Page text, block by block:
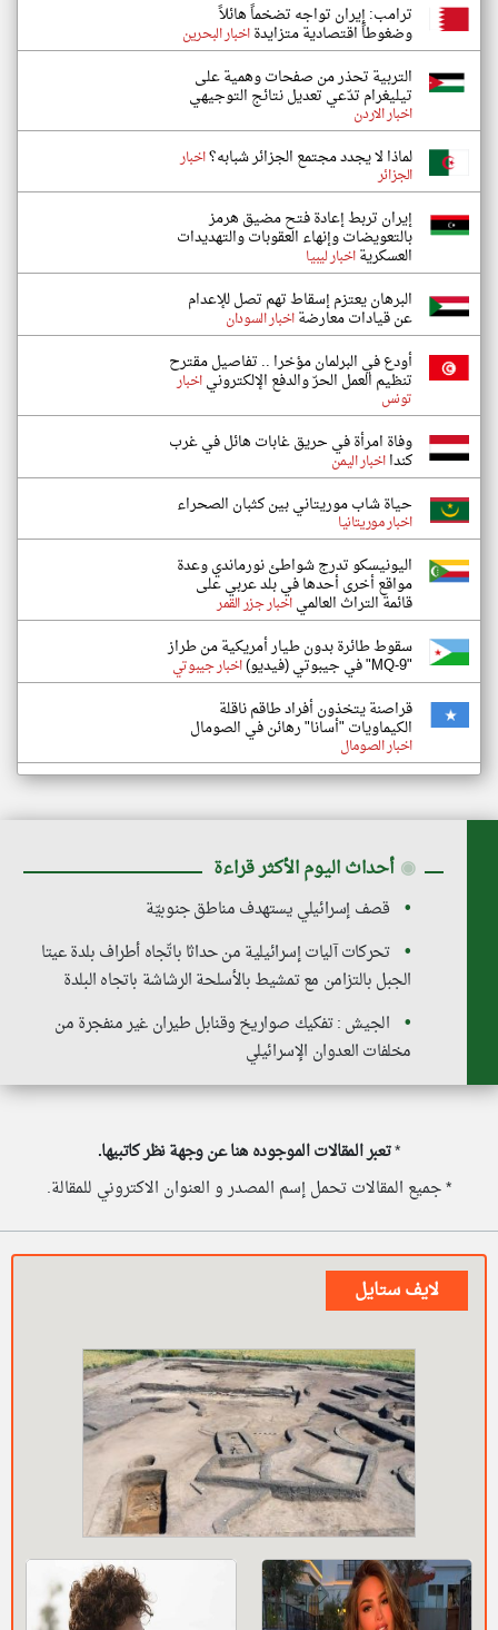
ترامب: إيران تواجه تضخماً هائلاً
وضغوطاً اقتصادية متزايدةاخبار البحرين
التربية تحذر من صفحات وهمية على
تيليغرام تدّعي تعديل نتائج التوجيهي
اخبار الاردن
لماذا لا يجدد مجتمع الجزائر شبابه؟اخبار
الجزائر
إيران تربط إعادة فتح مضيق هرمز
بالتعويضات وإنهاء العقوبات والتهديدات
العسكريةاخبار ليبيا
البرهان يعتزم إسقاط تهم تصل للإعدام
عن قيادات معارضةاخبار السودان
أودع في البرلمان مؤخرا .. تفاصيل مقترح
تنظيم العمل الحرّ والدفع الإلكترونياخبار
تونس
وفاة امرأة في حريق غابات هائل في غرب
كندااخبار اليمن
حياة شاب موريتاني بين كثبان الصحراء
اخبار موريتانيا
اليونيسكو تدرج شواطئ نورماندي وعدة
مواقع أخرى أحدها في بلد عربي على
قائمة التراث العالمياخبار جزر القمر
سقوط طائرة بدون طيار أمريكية من طراز
"MQ-9" في جيبوتي (فيديو) اخبار جيبوتي
قراصنة يتخذون أفراد طاقم ناقلة
الكيماويات "أسانا" رهائن في الصومال
اخبار الصومال
◉ أحداث اليوم الأكثر قراءة
قصف إسرائيلي يستهدف مناطق جنوبيّة
تحركات آليات إسرائيلية من حداثا باتّجاه أطراف بلدة عيتا
الجبل بالتزامن مع تمشيط بالأسلحة الرشاشة باتجاه البلدة
الجيش : تفكيك صواريخ وقنابل طيران غير منفجرة من
مخلفات العدوان الإسرائيلي
*تعبر المقالات الموجوده هنا عن وجهة نظر كاتبيها.
* جميع المقالات تحمل إسم المصدر و العنوان الاكتروني للمقالة.
لايف ستايل